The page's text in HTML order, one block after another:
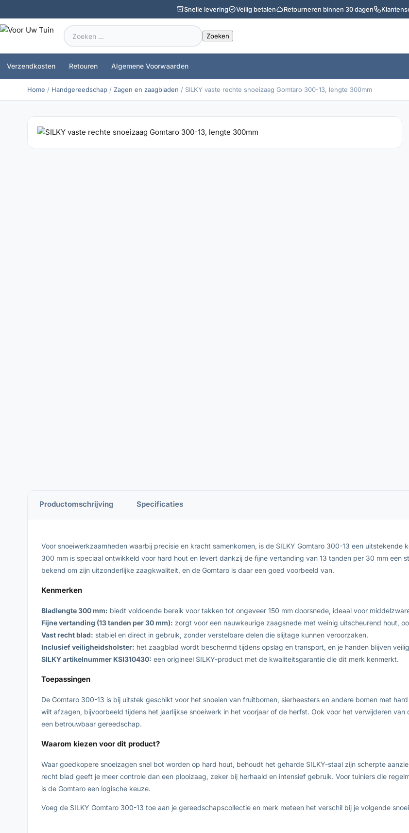
Snelle levering Veilig betalen Retourneren binnen 30 dagen
Zoeken
naar:
Verzendkosten Retouren Algemene Voorwaarden
Home / Handgereedschap / Zagen en zaagbladen / SILKY vaste rechte snoeizaag Gomtaro 300-13, lengte 300mm
Productomschrijving Specificaties
Voor snoeiwerkzaamheden waarbij precisie en kracht samenkomen, is de SILKY Gomtaro 300-13 een
300 mm is speciaal ontwikkeld voor hard hout en levert dankzij de fijne vertanding van 13 tanden per 30 mm een
bekend om zijn uitzonderlijke zaagkwaliteit, en de Gomtaro is daar een goed voorbeeld van.
Kenmerken
Bladlengte 300 mm: biedt voldoende bereik voor takken tot ongeveer 150 mm doorsnede, ideaal voor
Fijne vertanding (13 tanden per 30 mm): zorgt voor een nauwkeurige zaagsnede met weinig uitscheurend hout,
Vast recht blad: stabiel en direct in gebruik, zonder verstelbare delen die slijtage kunnen veroorzaken.
Inclusief veiligheidsholster: het zaagblad wordt beschermd tijdens opslag en transport, en je handen blijven
SILKY artikelnummer KSI310430: een origineel SILKY-product met de kwaliteitsgarantie die dit merk kenmerkt.
Toepassingen
De Gomtaro 300-13 is bij uitstek geschikt voor het snoeien van fruitbomen, sierheesters en andere bomen met
wilt afzagen, bijvoorbeeld tijdens het jaarlijkse snoeiwerk in het voorjaar of de herfst. Ook voor het verwijderen
een betrouwbaar gereedschap.
Waarom kiezen voor dit product?
Waar goedkopere snoeizagen snel bot worden op hard hout, behoudt het geharde SILKY-staal zijn scherpte
recht blad geeft je meer controle dan een plooizaag, zeker bij herhaald en intensief gebruik. Voor tuiniers die
is de Gomtaro een logische keuze.
Voeg de SILKY Gomtaro 300-13 toe aan je gereedschapscollectie en merk meteen het verschil bij je volgende